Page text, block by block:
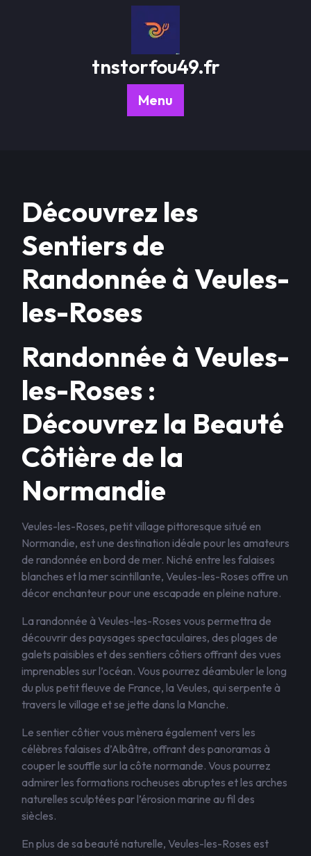
tnstorfou49.fr
Menu
Découvrez les
Sentiers de
Randonnée à Veules-
les-Roses
Randonnée à Veules-
les-Roses :
Découvrez la Beauté
Côtière de la
Normandie
Veules-les-Roses, petit village pittoresque situé en
Normandie, est une destination idéale pour les amateurs
de randonnée en bord de mer. Niché entre les falaises
blanches et la mer scintillante, Veules-les-Roses offre un
décor enchanteur pour une escapade en pleine nature.
La randonnée à Veules-les-Roses vous permettra de
découvrir des paysages spectaculaires, des plages de
galets paisibles et des sentiers côtiers offrant des vues
imprenables sur l’océan. Vous pourrez déambuler le long
du plus petit fleuve de France, la Veules, qui serpente à
travers le village et se jette dans la Manche.
Le sentier côtier vous mènera également vers les
célèbres falaises d’Albâtre, offrant des panoramas à
couper le souffle sur la côte normande. Vous pourrez
admirer les formations rocheuses abruptes et les arches
naturelles sculptées par l’érosion marine au fil des
siècles.
En plus de sa beauté naturelle, Veules-les-Roses est